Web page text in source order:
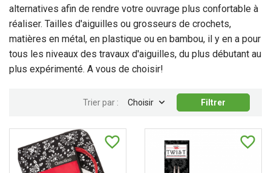
alternatives afin de rendre votre ouvrage plus confortable à
réaliser. Tailles d'aiguilles ou grosseurs de crochets,
matières en métal, en plastique ou en bambou, il y en a pour
tous les niveaux des travaux d'aiguilles, du plus débutant au
plus expérimenté. A vous de choisir!
Trier par : Choisir  Filtrer
favorite_border favorite_border